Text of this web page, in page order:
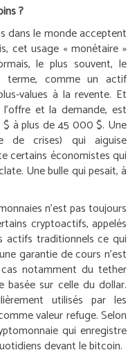
?
dans le monde acceptent
cet usage « monétaire »
le plus souvent, le
comme un actif
values à la revente. Et
et la demande, est
$ à plus de 45 000 $. Une
de crises) qui aiguise
certains économistes qui
Une bulle qui pesait, à
n’est pas toujours
cryptoactifs, appelés
actifs traditionnels ce qui
garantie de cours n’est
notamment du tether
sur celle du dollar.
utilisés par les
valeur refuge. Selon
qui enregistre
devant le bitcoin.